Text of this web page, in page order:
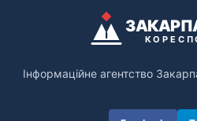
Інформаційне агентство